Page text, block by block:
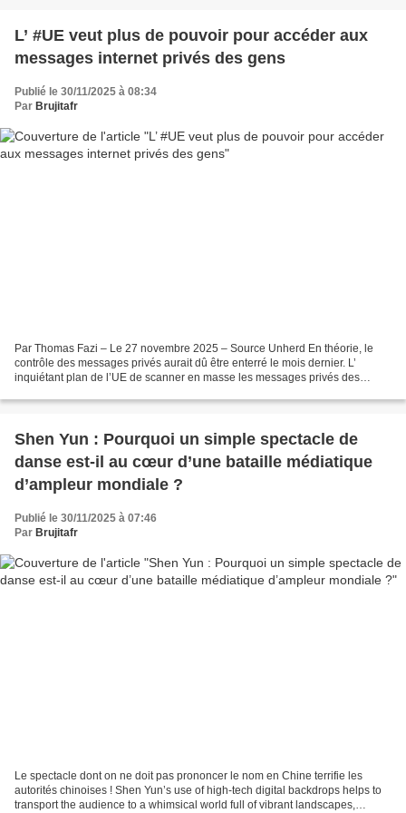
L’ #UE veut plus de pouvoir pour accéder aux
messages internet privés des gens
Publié le 30/11/2025 à 08:34
Par Brujitafr
Par Thomas Fazi – Le 27 novembre 2025 – Source Unherd En théorie, le
contrôle des messages privés aurait dû être enterré le mois dernier. L’
inquiétant plan de l’UE de scanner en masse les messages privés des
Shen Yun : Pourquoi un simple spectacle de
danse est-il au cœur d’une bataille médiatique
d’ampleur mondiale ?
Publié le 30/11/2025 à 07:46
Par Brujitafr
Le spectacle dont on ne doit pas prononcer le nom en Chine terrifie les
autorités chinoises ! Shen Yun’s use of high-tech digital backdrops helps to
transport the audience to a whimsical world full of vibrant landscapes,